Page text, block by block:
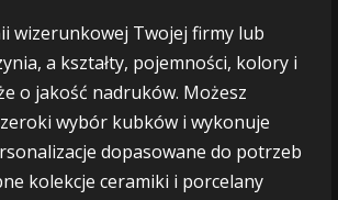
wizerunkowej Twojej firmy lub
a kształty, pojemności, kolory i
o jakość nadruków. Możesz
wybór kubków i wykonuje
dopasowane do potrzeb
kolekcje ceramiki i porcelany